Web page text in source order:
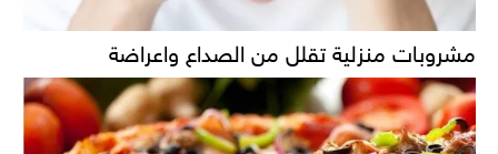
مشروبات منزلية تقلل من الصداع واعراضة